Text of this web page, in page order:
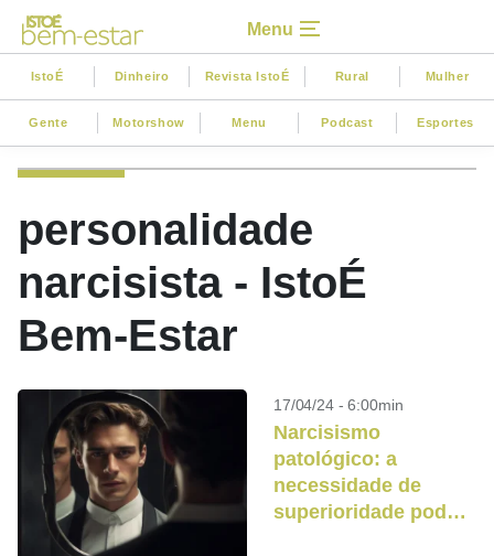
Menu
IstoÉ Dinheiro Revista IstoÉ Rural Mulher
Gente Motorshow Menu Podcast Esportes
personalidade
narcisista - IstoÉ
Bem-Estar
17/04/24 - 6:00min
Narcisismo
patológico: a
necessidade de
superioridade pode